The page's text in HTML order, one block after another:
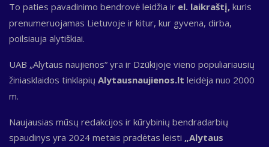
To paties pavadinimo bendrovė leidžia ir el. laikraštį, kuris
prenumeruojamas Lietuvoje ir kitur, kur gyvena, dirba,
poilsiauja alytiškiai.
UAB „Alytaus naujienos“ yra ir Dzūkijoje vieno populiariausių
žiniasklaidos tinklapių Alytausnaujienos.lt leidėja nuo 2000
m.
Naujausias mūsų redakcijos ir kūrybinių bendradarbių
spaudinys yra 2024 metais pradėtas leisti „Alytaus